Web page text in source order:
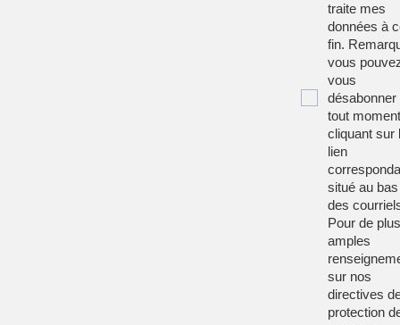
traite mes
données à
fin.
vous
vous
désabonner
tout
cliquant sur
lien
situé au bas
des
Pour de plus
amples
sur nos
directives
protection